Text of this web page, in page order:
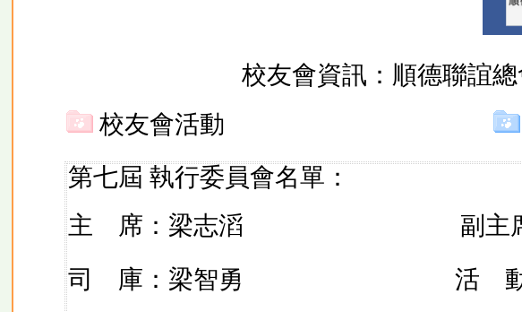
校友會資訊： 順德聯誼
校友會活動
第七屆 執行委員會名單：
主 席：梁志滔
副主
司 庫：梁智勇
活